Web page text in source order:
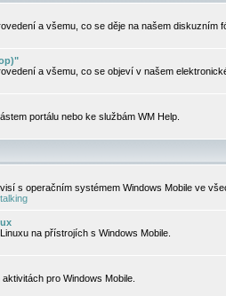
a všemu, co se děje na našem diskuzním
a všemu, co se objeví v našem
portálu nebo ke službám WM Help.
s operačním systémem Windows Mobile ve
na přístrojích s Windows Mobile.
pro Windows Mobile.